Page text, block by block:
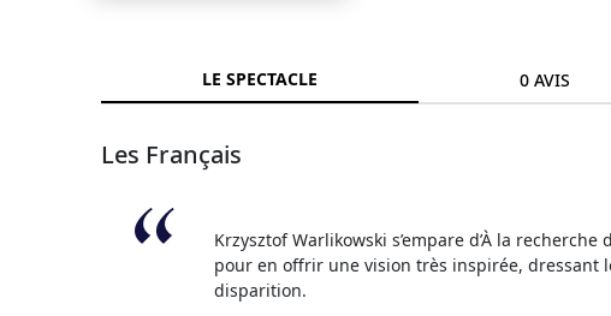
LE SPECTACLE 0 AVIS
Les Français
Krzysztof Warlikowski s’empare d’À la
pour en offrir une vision très inspirée, dressant
disparition.